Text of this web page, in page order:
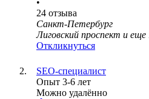
•
24 отзыва
Санкт-Петербург
Лиговский проспект и еще
Откликнуться
SEO-специалист
Опыт 3-6 лет
Можно удалённо